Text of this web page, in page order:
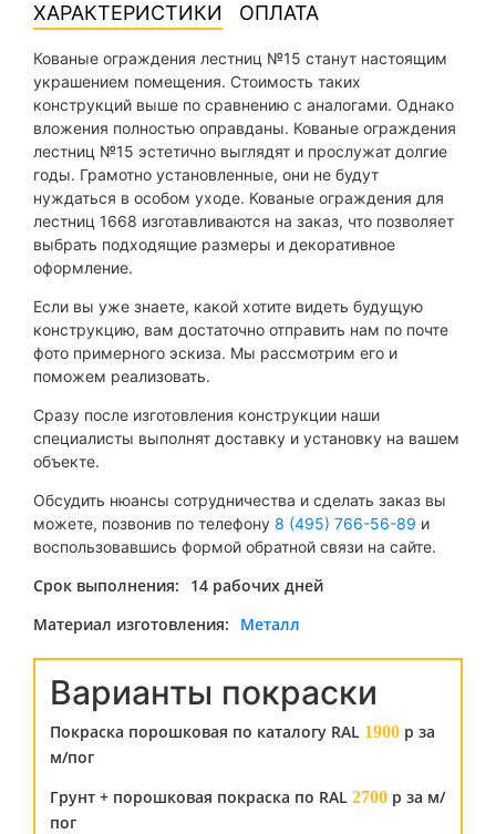
ХАРАКТЕРИСТИКИ ОПЛАТА
Кованые ограждения лестниц №15 станут настоящим
украшением помещения. Стоимость таких
конструкций выше по сравнению с аналогами. Однако
вложения полностью оправданы. Кованые ограждения
лестниц №15 эстетично выглядят и прослужат долгие
годы. Грамотно установленные, они не будут
нуждаться в особом уходе. Кованые ограждения для
лестниц 1668 изготавливаются на заказ, что позволяет
выбрать подходящие размеры и декоративное
оформление.
Если вы уже знаете, какой хотите видеть будущую
конструкцию, вам достаточно отправить нам по почте
фото примерного эскиза. Мы рассмотрим его и
поможем реализовать.
Сразу после изготовления конструкции наши
специалисты выполнят доставку и установку на вашем
объекте.
Обсудить нюансы сотрудничества и сделать заказ вы
можете, позвонив по телефону 8 (495) 766-56-89 и
воспользовавшись формой обратной связи на сайте.
Срок выполнения:
14 рабочих дней
Материал изготовления:
Металл
Варианты покраски
Покраска порошковая по каталогу RAL 1900 р за
м/пог
Грунт + порошковая покраска по RAL 2700 р за м/
пог